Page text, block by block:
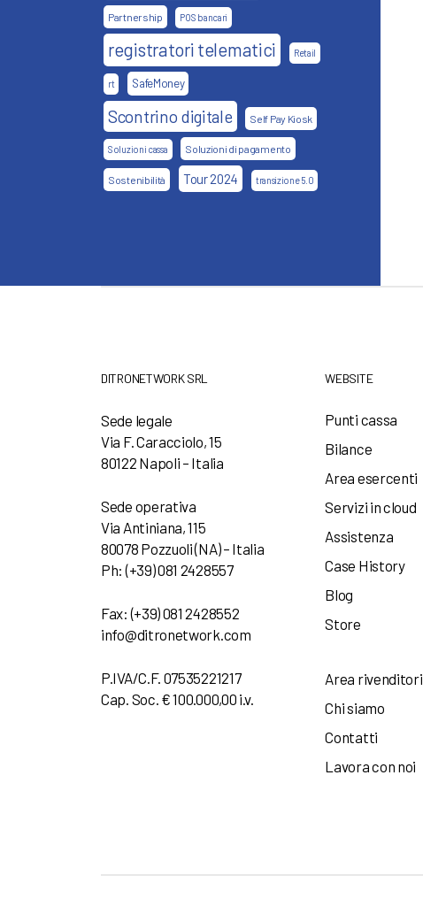
Partnership POS bancari
registratori telematici Retail
rt SafeMoney
Scontrino digitale Self Pay Kiosk
Soluzioni cassa Soluzioni di pagamento
Sostenibilità Tour 2024 transizione 5.0
DITRONETWORK SRL
Sede legale
Via F. Caracciolo, 15
80122 Napoli – Italia
Sede operativa
Via Antiniana, 115
80078 Pozzuoli (NA) – Italia
Ph: (+39) 081 2428557
Fax: (+39) 081 2428552
info@ditronetwork.com
P.IVA/C.F. 07535221217
Cap. Soc. € 100.000,00 i.v.
WEBSITE
Punti cassa
Bilance
Area esercenti
Servizi in cloud
Assistenza
Case History
Blog
Store
Area rivenditori
Chi siamo
Contatti
Lavora con noi